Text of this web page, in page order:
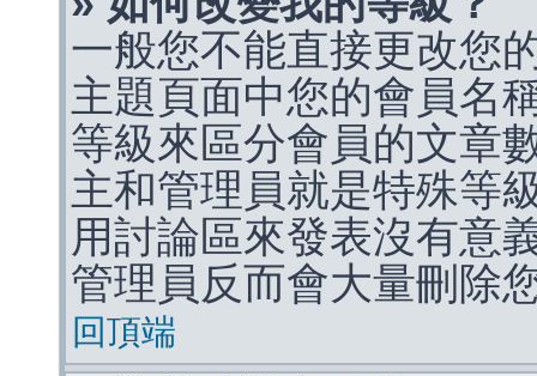
一般您不能直接更改您
主題頁面中您的會員名
等級來區分會員的文章
主和管理員就是特殊等
用討論區來發表沒有意
管理員反而會大量刪除
回頂端